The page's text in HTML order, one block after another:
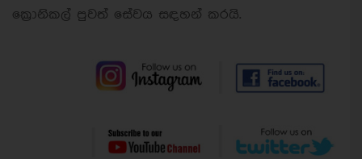
ක්‍රොනිකල් පුවත් සේවය සඳහන් කරයි.